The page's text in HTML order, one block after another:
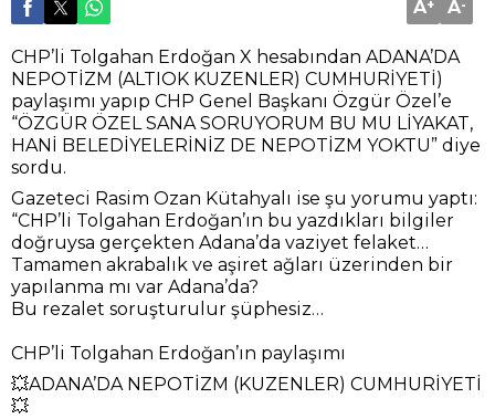
A+ A-
CHP’li Tolgahan Erdoğan X hesabından ADANA’DA
NEPOTİZM (ALTIOK KUZENLER) CUMHURİYETİ)
paylaşımı yapıp CHP Genel Başkanı Özgür Özel’e
“ÖZGÜR ÖZEL SANA SORUYORUM BU MU LİYAKAT,
HANİ BELEDİYELERİNİZ DE NEPOTİZM YOKTU” diye
sordu.
Gazeteci Rasim Ozan Kütahyalı ise şu yorumu yaptı:
“CHP’li Tolgahan Erdoğan’ın bu yazdıkları bilgiler
doğruysa gerçekten Adana’da vaziyet felaket…
Tamamen akrabalık ve aşiret ağları üzerinden bir
yapılanma mı var Adana’da?
Bu rezalet soruşturulur şüphesiz…
CHP’li Tolgahan Erdoğan’ın paylaşımı
💥ADANA’DA NEPOTİZM (KUZENLER) CUMHURİYETİ
💥